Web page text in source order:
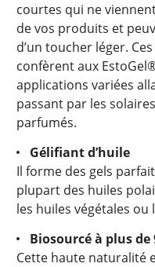
courtes qui ne
de vos produits et
d’un toucher léger.
confèrent aux
applications variées
passant par les
parfumés.
Gélifiant d’huile
Il forme des gels
plupart des huiles
les huiles végétales ou
Biosourcé à plus de
Cette haute naturalité